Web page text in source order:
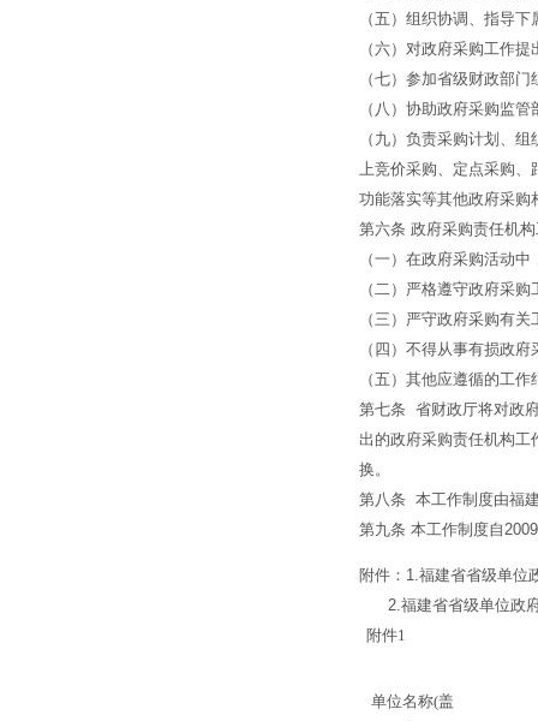
（五）组织协调、指导
（六）对政府采购工作
（七）参加省级财政部
（八）协助政府采购监
（九）负责采购计划、
上竞价采购、定点采购、
功能落实等其他政府采购
第六条 政府采购责任机
（一）在政府采购活动
（二）严格遵守政府采
（三）严守政府采购有
（四）不得从事有损政
（五）其他应遵循的工作
第七条 省财政厅将对政
出的政府采购责任机构工
换。
第八条 本工作制度由福
第九条 本工作制度自
附件：1.福建省省级单位
2.福建省省级单位政
附件1
单位名称(盖